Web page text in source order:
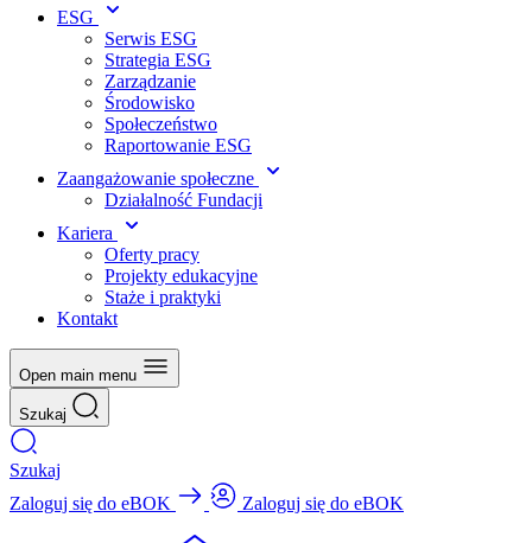
ESG
Serwis ESG
Strategia ESG
Zarządzanie
Środowisko
Społeczeństwo
Raportowanie ESG
Zaangażowanie społeczne
Działalność Fundacji
Kariera
Oferty pracy
Projekty edukacyjne
Staże i praktyki
Kontakt
Open main menu
Szukaj
Szukaj
Zaloguj się do eBOK
Zaloguj się do eBOK